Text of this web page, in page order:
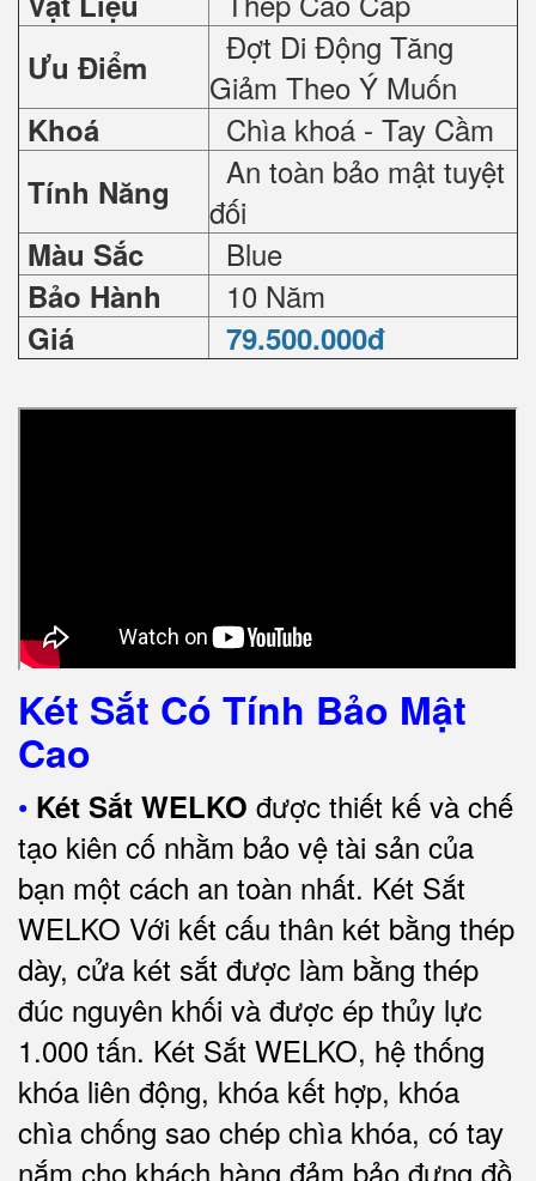
Ưu Điểm
Đợt Di Động Tăng
Giảm Theo Ý Muốn
Khoá Chìa khoá - Tay Cầm
Tính Năng
An toàn bảo mật tuyệt
đối
Màu Sắc Blue
Bảo Hành 10 Năm
Giá 79.500.000đ
Két Sắt Có Tính Bảo Mật
Cao
• Két Sắt WELKO được thiết kế và chế
tạo kiên cố nhằm bảo vệ tài sản của
bạn một cách an toàn nhất. Két Sắt
WELKO Với kết cấu thân két bằng thép
dày, cửa két sắt được làm bằng thép
đúc nguyên khối và được ép thủy lực
1.000 tấn. Két Sắt WELKO, hệ thống
khóa liên động, khóa kết hợp, khóa
chìa chống sao chép chìa khóa, có tay
nắm cho khách hàng đảm bảo đựng đồ